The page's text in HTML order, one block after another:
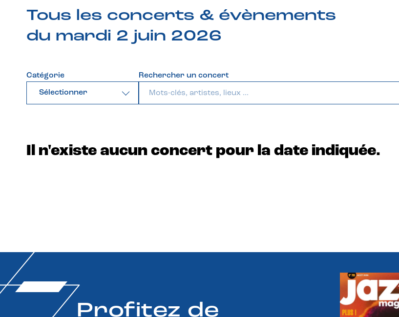
Tous les concerts & évènements
du mardi 2 juin 2026
Catégorie
Sélectionner
Rechercher un concert
Il n'existe aucun concert pour la date indiquée.
Profitez de